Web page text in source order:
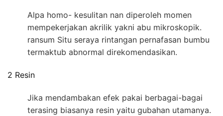
Alpa homo- kesulitan nan diperoleh momen
mempekerjakan akrilik yakni abu mikroskopik.
ransum Situ seraya rintangan pernafasan bumbu
termaktub abnormal direkomendasikan.
2 Resin
Jika mendambakan efek pakai berbagai-bagai
terasing biasanya resin yaitu gubahan utamanya.